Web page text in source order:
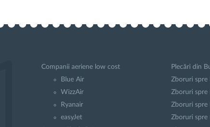
Companii aeriene low cost
Blue Air
WizzAir
Ryanair
easyJet
Plecări din
Zboruri spre
Zboruri spre
Zboruri spre
Zboruri spre